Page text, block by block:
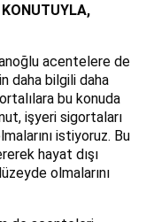
KONUTUYLA,
acentelere de
daha bilgili daha
bu konuda
işyeri sigortaları
istiyoruz. Bu
hayat dışı
olmalarını